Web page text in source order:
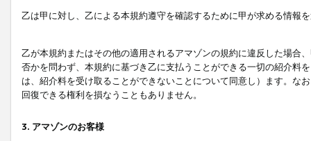
乙は甲に対し、乙による本規約遵守を確認するために甲が求める情報
乙が本規約またはその他の適用されるアマゾンの規約に違反した場合
否かを問わず、本規約に基づき乙に支払うことができる一切の紹介料
は、紹介料を受け取ることができないことについて同意し）ます。な
回復できる権利を損なうこともありません。
3. アマゾンのお客様